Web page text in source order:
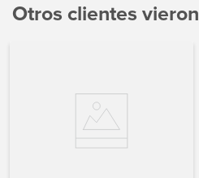
Otros clientes vieron